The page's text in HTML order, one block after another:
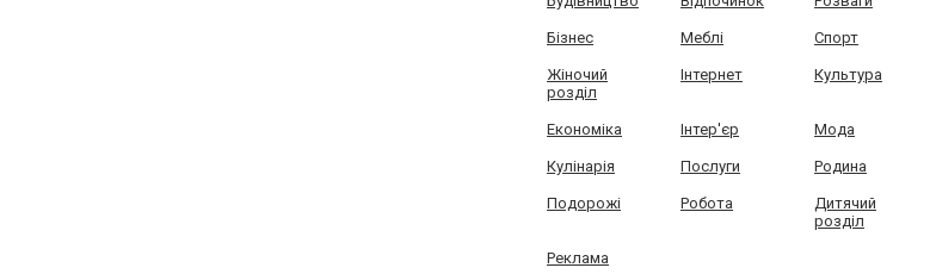
Бізнес Меблі Спорт
Жіночий
розділ
Інтернет Культура
Економіка Інтер'єр Мода
Кулінарія Послуги Родина
Подорожі Робота
Дитячий
розділ
Реклама